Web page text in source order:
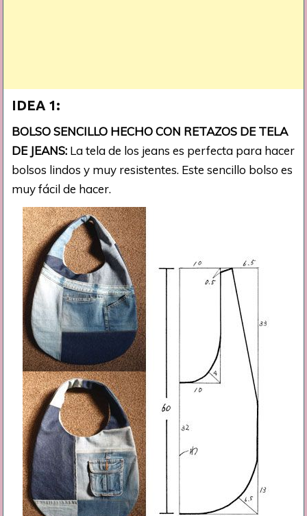
IDEA 1:
BOLSO SENCILLO HECHO CON RETAZOS DE TELA
DE JEANS: La tela de los jeans es perfecta para hacer
bolsos lindos y muy resistentes. Este sencillo bolso es
muy fácil de hacer.